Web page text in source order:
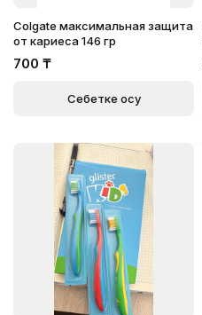
Colgate максимальная защита
от кариеса 146 гр
700 ₸
Себетке қосу